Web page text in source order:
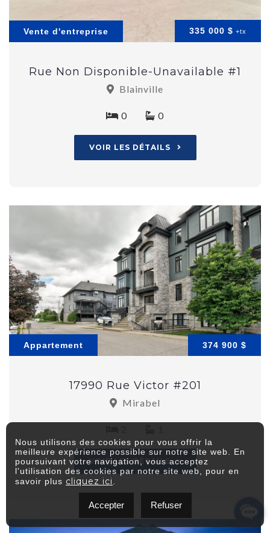
Vente d'entreprise 335 000 $ +tx
Rue Non Disponible-Unavailable #1
Blainville
0 0
VOIR LES DÉTAILS
Appartement 374 900 $
17990 Rue Victor #201
Mirabel
VOIR LES DÉTAILS
Nous utilisons des cookies pour vous offrir la
meilleure expérience possible sur notre site web. En
poursuivant votre navigation, vous acceptez
l'utilisation des cookies par notre site web, pour en
savoir plus cliquez ici
Accepter Refuser